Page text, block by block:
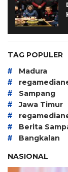
TAG POPULER
# Madura
#
# Sampang
# Jawa Timur
#
# Berita
#
Bangkalan
NASIONAL